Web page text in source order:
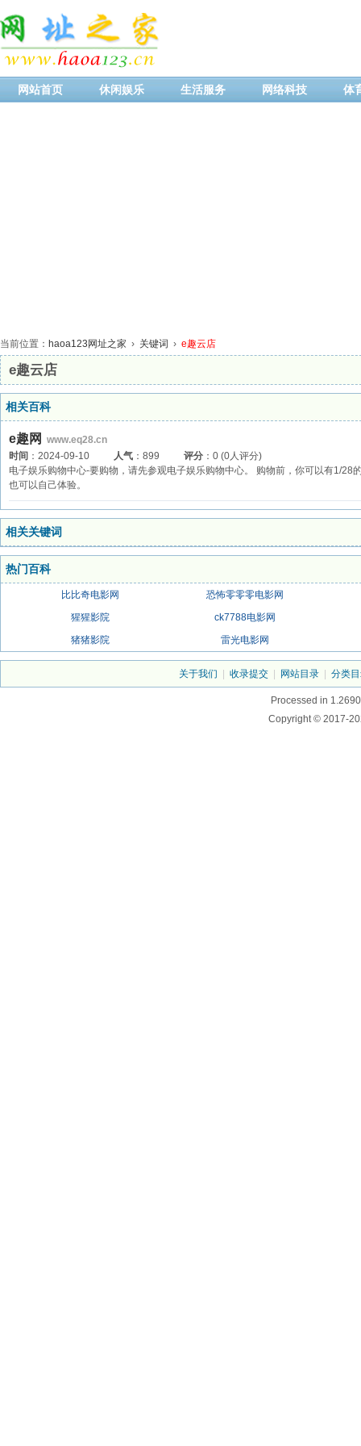
网站首页 休闲娱乐 生活服务 网络科技 体
当前位置： haoa123网址之家 › 关键词 › e趣云店
e趣云店
相关百科
e趣网
www.eq28.cn
时间 ：2024-09-10 人气 ：899 评分 ：0 (0人评分)
电子娱乐购物中心-要购物，请先参观电子娱乐购物中心。 购物前，你可以有1/
也可以自己体验。
相关关键词
热门百科
比比奇电影网
恐怖零零零电影网
猩猩影院
ck7788电影网
猪猪影院
雷光电影网
关于我们 收录提交 网站目录 分类
Processed in
Copyright © 2017-